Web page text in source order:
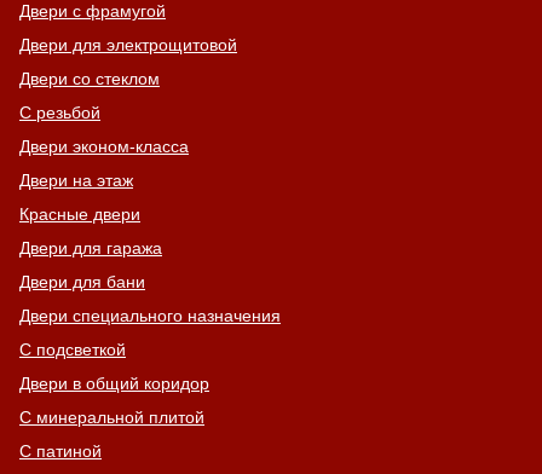
Двери с фрамугой
Двери для электрощитовой
Двери со стеклом
С резьбой
Двери эконом-класса
Двери на этаж
Красные двери
Двери для гаража
Двери для бани
Двери специального назначения
С подсветкой
Двери в общий коридор
С минеральной плитой
С патиной